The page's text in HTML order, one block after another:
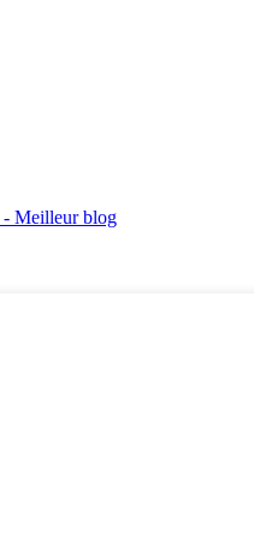
- Meilleur blog